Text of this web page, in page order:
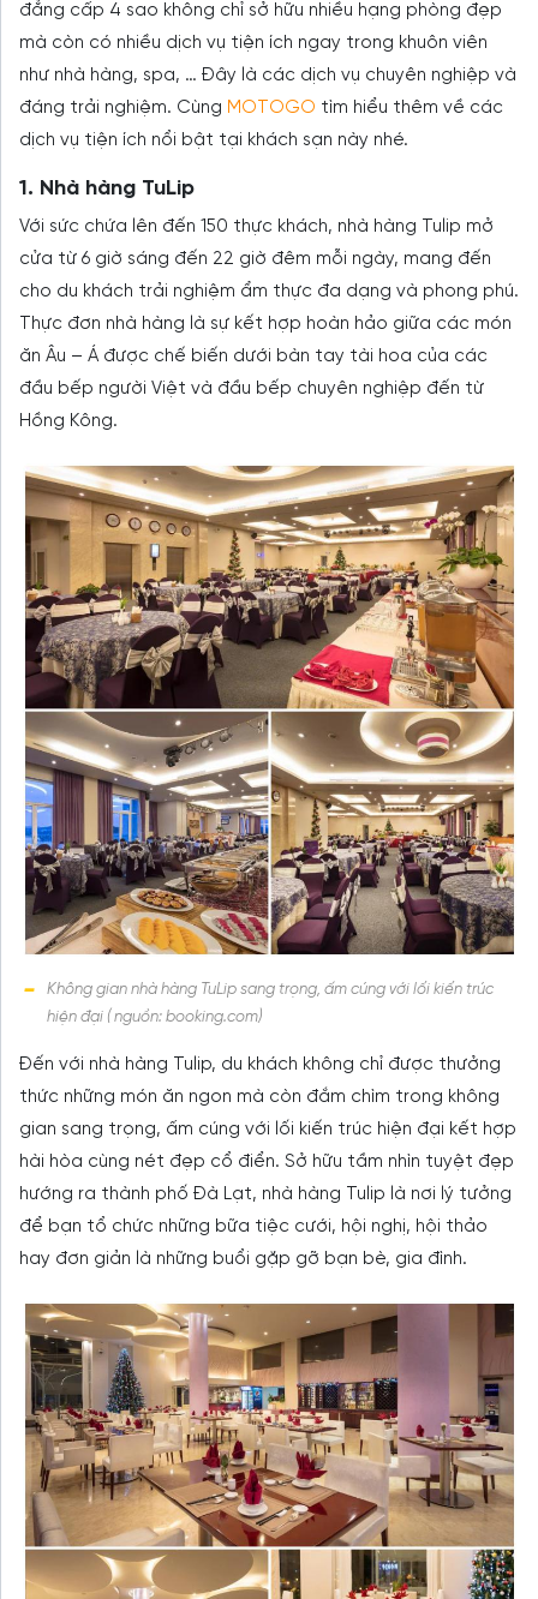
đẳng cấp 4 sao không chỉ sở hữu nhiều hạng phòng đẹp
mà còn có nhiều dịch vụ tiện ích ngay trong khuôn viên
như nhà hàng, spa, … Đây là các dịch vụ chuyên nghiệp và
đáng trải nghiệm. Cùng MOTOGO tìm hiểu thêm về các
dịch vụ tiện ích nổi bật tại khách sạn này nhé.
1. Nhà hàng TuLip
Với sức chứa lên đến 150 thực khách, nhà hàng Tulip mở
cửa từ 6 giờ sáng đến 22 giờ đêm mỗi ngày, mang đến
cho du khách trải nghiệm ẩm thực đa dạng và phong phú.
Thực đơn nhà hàng là sự kết hợp hoàn hảo giữa các món
ăn Âu – Á được chế biến dưới bàn tay tài hoa của các
đầu bếp người Việt và đầu bếp chuyên nghiệp đến từ
Hồng Kông.
Không gian nhà hàng TuLip sang trọng, ấm cúng với lối kiến trúc
hiện đại ( nguồn: booking.com)
Đến với nhà hàng Tulip, du khách không chỉ được thưởng
thức những món ăn ngon mà còn đắm chìm trong không
gian sang trọng, ấm cúng với lối kiến trúc hiện đại kết hợp
hài hòa cùng nét đẹp cổ điển. Sở hữu tầm nhìn tuyệt đẹp
hướng ra thành phố Đà Lạt, nhà hàng Tulip là nơi lý tưởng
để bạn tổ chức những bữa tiệc cưới, hội nghị, hội thảo
hay đơn giản là những buổi gặp gỡ bạn bè, gia đình.